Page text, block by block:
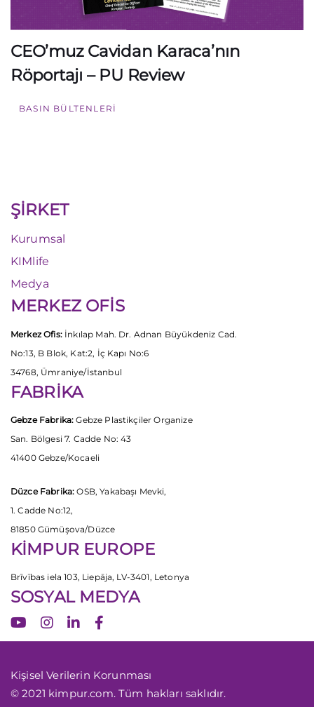
CEO’muz Cavidan Karaca’nın
Röportajı – PU Review
BASIN BÜLTENLERI
ŞİRKET
Kurumsal
KIMlife
Medya
MERKEZ OFİS
Merkez Ofis:İnkılap Mah. Dr. Adnan Büyükdeniz Cad.
No:13, B Blok, Kat:2, İç Kapı No:6
34768, Ümraniye/İstanbul
FABRİKA
Gebze Fabrika: Gebze Plastikçiler Organize
San. Bölgesi 7. Cadde No: 43
41400 Gebze/Kocaeli
Düzce Fabrika: OSB, Yakabaşı Mevki,
1. Cadde No:12,
81850 Gümüşova/Düzce
KİMPUR EUROPE
Brīvības iela 103, Liepāja, LV-3401, Letonya
SOSYAL MEDYA
Kişisel Verilerin Korunması
© 2021 kimpur.com. Tüm hakları saklıdır.